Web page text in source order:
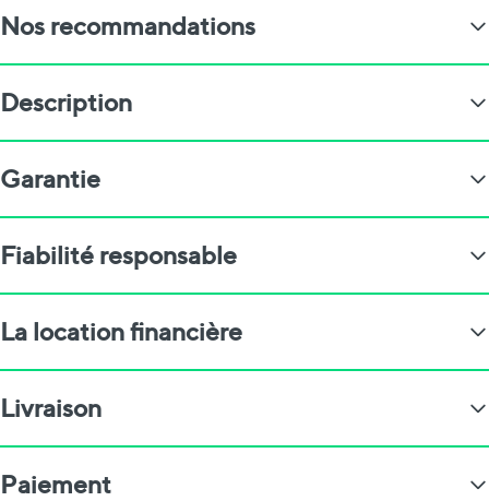
Nos recommandations
Description
Garantie
Fiabilité responsable
La location financière
Livraison
Paiement